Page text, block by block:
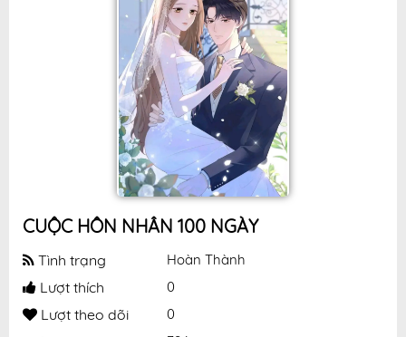
CUỘC HÔN NHÂN 100 NGÀY
Tình trạng Hoàn Thành
Lượt thích 0
Lượt theo dõi 0